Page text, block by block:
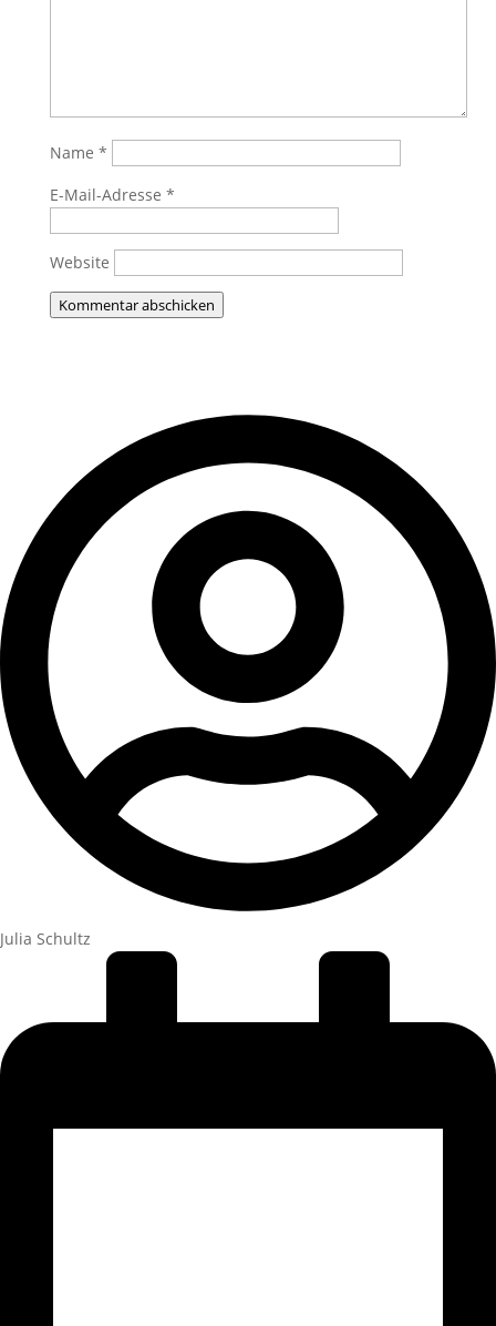
Name *
E-Mail-Adresse *
Website
Kommentar abschicken
Julia Schultz